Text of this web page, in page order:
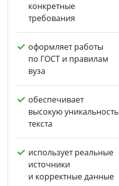
конкретные
требования
оформляет работы
по ГОСТ и правилам
вуза
обеспечивает
высокую уникальность
текста
использует реальные
источники
и корректные данные